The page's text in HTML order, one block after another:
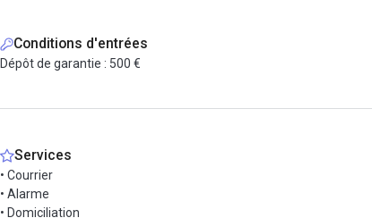
Conditions d'entrées
Dépôt de garantie : 500 €
Services
• Courrier
• Alarme
• Domiciliation